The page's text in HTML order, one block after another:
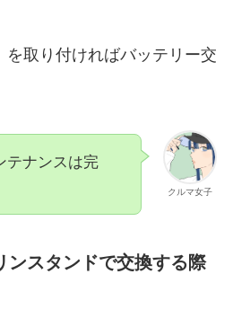
を取り付ければバッテリー交
クルマ女子
テナンスは完
ンスタンドで交換する際